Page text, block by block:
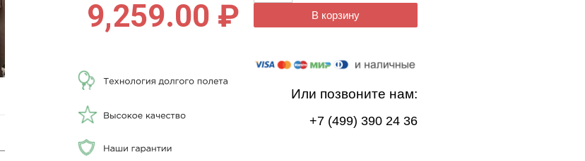
9,259.00 ₽ В корзину
Или позвоните нам:
+7 (499) 390 24 36